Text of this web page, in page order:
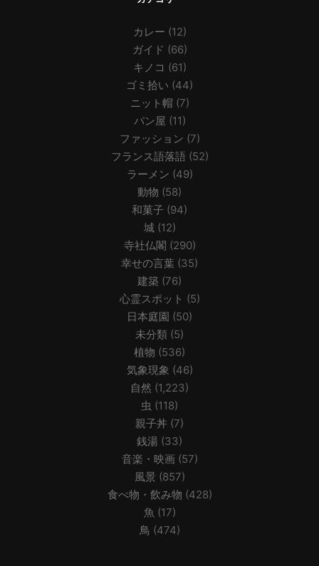
カレー (12)
ガイド (66)
キノコ (61)
ゴミ拾い (44)
ニット帽 (7)
パン屋 (11)
ファッション (7)
フランス語落語 (52)
ラーメン (49)
動物 (58)
和菓子 (94)
城(12)
寺社仏閣 (290)
幸せの言葉 (35)
建築 (76)
心霊スポット (5)
日本庭園 (50)
未分類 (5)
植物 (536)
気象現象 (46)
自然 (1,223)
虫 (118)
親子丼 (7)
銭湯 (33)
音楽・映画 (57)
風景(857)
食べ物・飲み物 (428)
魚 (17)
鳥 (474)